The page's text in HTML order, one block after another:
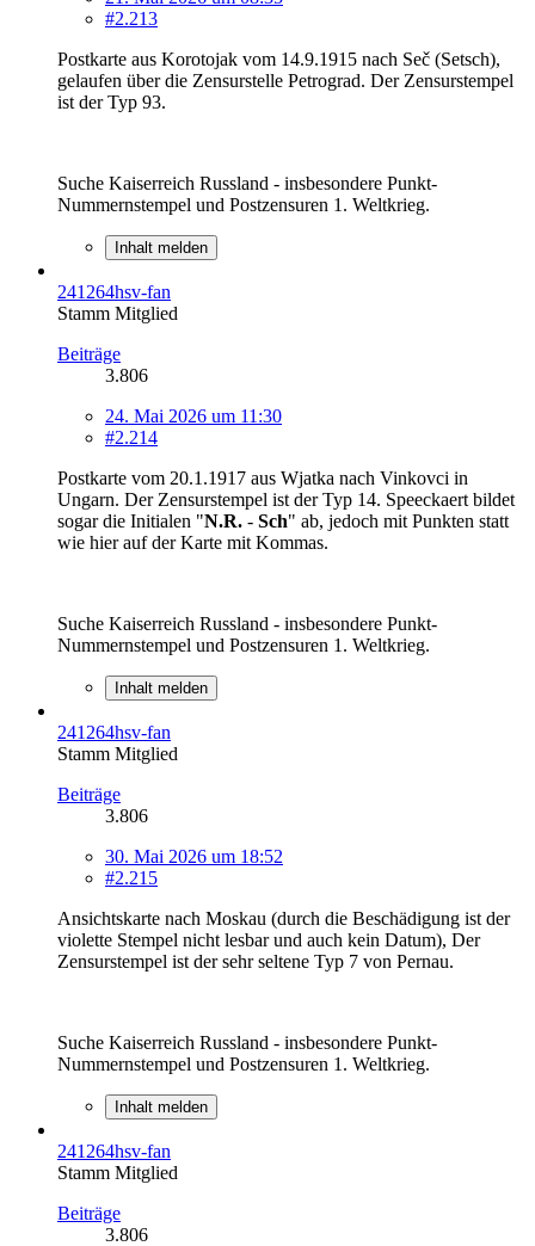
#2.213
Postkarte aus Korotojak vom 14.9.1915 nach Seč (Setsch),
gelaufen über die Zensurstelle Petrograd. Der Zensurstempel
ist der Typ 93.
Suche Kaiserreich Russland - insbesondere Punkt-
Nummernstempel und Postzensuren 1. Weltkrieg.
Inhalt melden
241264hsv-fan
Stamm Mitglied
Beiträge
3.806
24. Mai 2026 um 11:30
#2.214
Postkarte vom 20.1.1917 aus Wjatka nach Vinkovci in
Ungarn. Der Zensurstempel ist der Typ 14. Speeckaert bildet
sogar die Initialen "N.R. - Sch" ab, jedoch mit Punkten statt
wie hier auf der Karte mit Kommas.
Suche Kaiserreich Russland - insbesondere Punkt-
Nummernstempel und Postzensuren 1. Weltkrieg.
Inhalt melden
241264hsv-fan
Stamm Mitglied
Beiträge
3.806
30. Mai 2026 um 18:52
#2.215
Ansichtskarte nach Moskau (durch die Beschädigung ist der
violette Stempel nicht lesbar und auch kein Datum), Der
Zensurstempel ist der sehr seltene Typ 7 von Pernau.
Suche Kaiserreich Russland - insbesondere Punkt-
Nummernstempel und Postzensuren 1. Weltkrieg.
Inhalt melden
241264hsv-fan
Stamm Mitglied
Beiträge
3.806